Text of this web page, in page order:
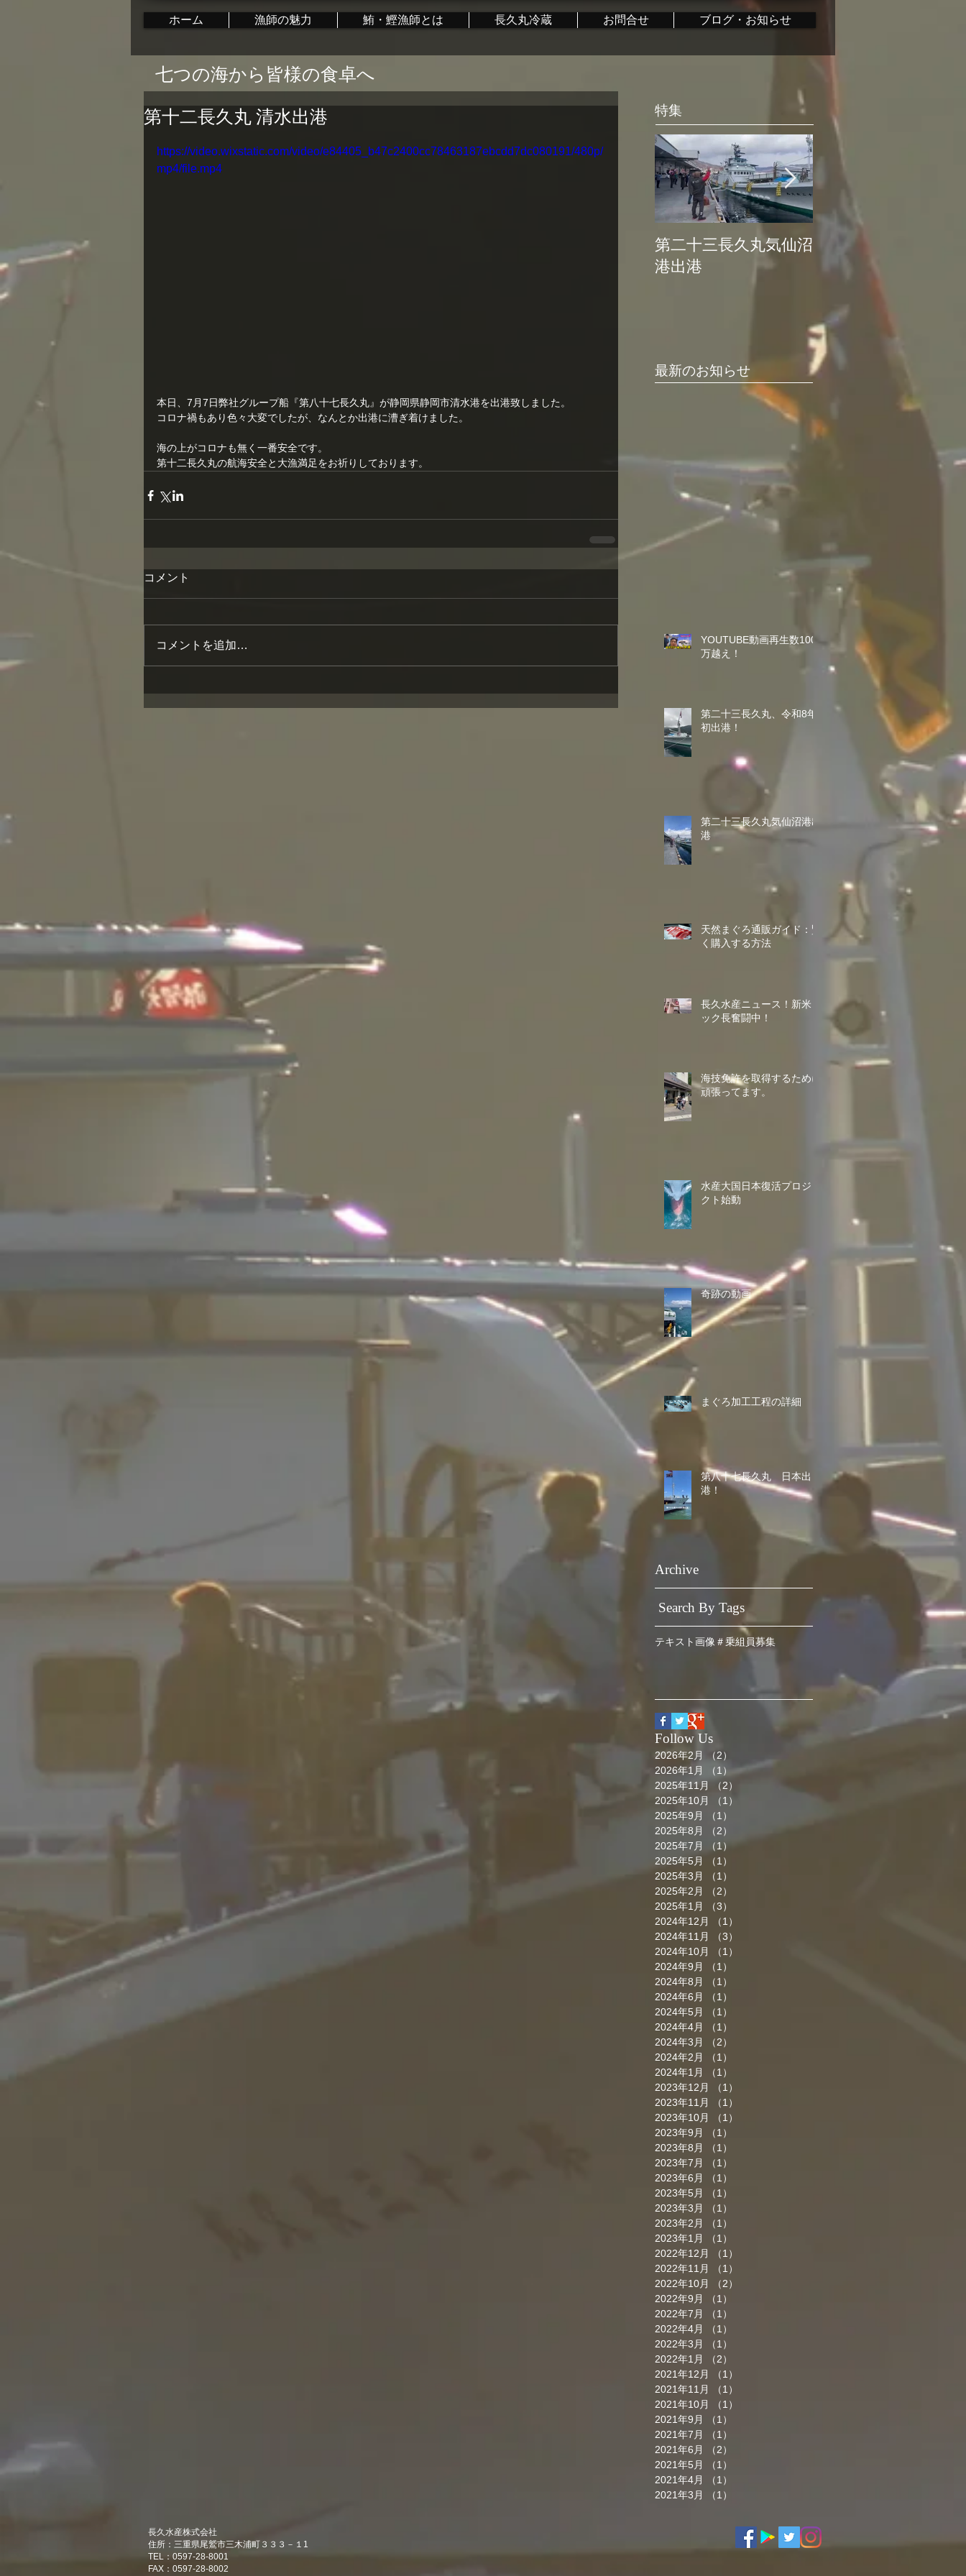
ホーム 漁師の魅力 鮪・鰹漁師とは 長久丸冷蔵 お問合せ ブログ・お知らせ
第十二長久丸 清水出港
https://video.wixstatic.com/video/e84405_b47c2400cc78463187ebcdd7dc080191/480p/
mp4/file.mp4
本日、7月7日弊社グループ船『第八十七長久丸』が静岡県静岡市清水港を出港致しました。
コロナ禍もあり色々大変でしたが、なんとか出港に漕ぎ着けました。
海の上がコロナも無く一番安全です。
第十二長久丸の航海安全と大漁満足をお祈りしております。
コメント
コメントを追加…
特集
第二十三長久丸気仙沼
港出港
水産大国日本復活プ
ロジェクト始動
最新のお知らせ
YOUTUBE動画再生数100
万越え！
第二十三長久丸、令和8年
初出港！
第二十三長久丸気仙沼港出
港
天然まぐろ通販ガイド：賢
く購入する方法
長久水産ニュース！新米コ
ック長奮闘中！
海技免許を取得するために
頑張ってます。
水産大国日本復活プロジェ
クト始動
奇跡の動画
まぐろ加工工程の詳細
第八十七長久丸 日本出
港！
Archive
Search By Tags
テキスト画像 ＃乗組員募集
Follow Us
2026年2月 （2）
2026年1月
（1） 1件の記事
2025年11月
（2）
2025年10月
（1）
2025年9月
（1）
2025年8月
（2）
2025年7月
（1）
2025年5月
（1）
2025年3月
（1）
2025年2月
（2）
2025年1月
（3）
2024年12月
（1）
2024年11月
（3）
2024年10月
（1）
2024年9月
（1）
2024年8月
（1）
2024年6月
（1）
2024年5月
（1）
2024年4月
（1）
2024年3月
（2）
2024年2月
（1）
2024年1月
（1）
2023年12月
（1）
2023年11月
（1）
2023年10月
（1）
2023年9月
（1）
2023年8月
（1）
2023年7月
（1）
2023年6月
（1）
2023年5月
（1）
2023年3月
（1）
2023年2月
（1）
2023年1月
（1）
2022年12月
（1）
2022年11月
（1）
2022年10月
（2）
2022年9月
（1）
2022年7月
（1）
2022年4月
（1）
2022年3月
（1）
2022年1月
（2）
2021年12月
（1）
2021年11月
（1）
2021年10月
（1）
2021年9月
（1）
2021年7月
（1）
2021年6月
（2）
2021年5月
（1）
2021年4月
（1）
2021年3月
（1）
七つの海から皆様の食卓へ
長久水産株式会社
住所：三重県尾鷲市三木浦町３３３－１1
TEL：0597-28-8001
FAX：0597-28-8002